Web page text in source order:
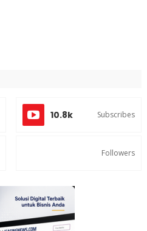
10.8k Subscribes
Followers